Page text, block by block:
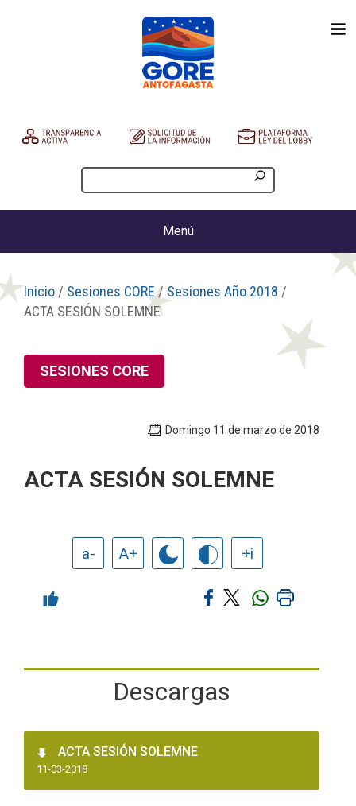
Menú
Inicio / Sesiones CORE/ Sesiones Año 2018 /
ACTA SESIÓN SOLEMNE
SESIONES CORE
Domingo 11 de marzo de 2018
ACTA SESIÓN SOLEMNE
a- A+ +i
Descargas
ACTA SESIÓN SOLEMNE
11-03-2018